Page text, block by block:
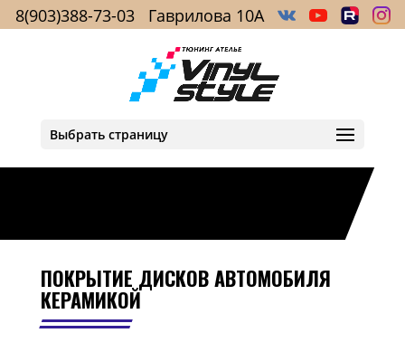
Выбрать страницу
ПОКРЫТИЕ ДИСКОВ АВТОМОБИЛЯ
КЕРАМИКОЙ
8(903)388-73-03 Гаврилова 10А